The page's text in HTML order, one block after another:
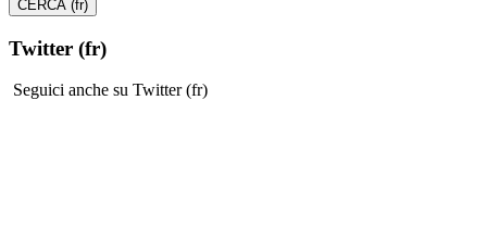
Twitter (fr)
Seguici anche su Twitter (fr)